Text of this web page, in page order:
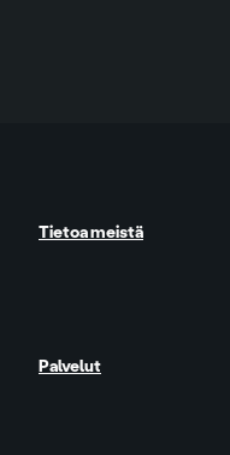
Tietoa meistä
Palvelut